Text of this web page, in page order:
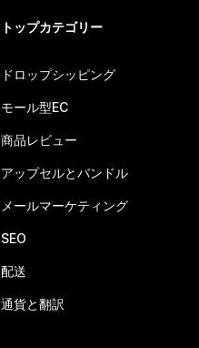
トップカテゴリー
ドロップシッピング
モール型EC
商品レビュー
アップセルとバンドル
メールマーケティング
SEO
配送
通貨と翻訳